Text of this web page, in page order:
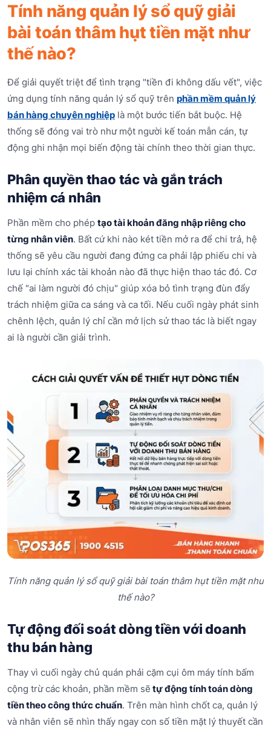
Tính năng quản lý sổ quỹ giải
bài toán thâm hụt tiền mặt như
thế nào?
Để giải quyết triệt để tình trạng "tiền đi không dấu vết", việc
ứng dụng tính năng quản lý sổ quỹ trên phần mềm quản lý
bán hàng chuyên nghiệp là một bước tiến bắt buộc. Hệ
thống sẽ đóng vai trò như một người kế toán mẫn cán, tự
động ghi nhận mọi biến động tài chính theo thời gian thực.
Phân quyền thao tác và gắn trách
nhiệm cá nhân
Phần mềm cho phép tạo tài khoản đăng nhập riêng cho
từng nhân viên. Bất cứ khi nào két tiền mở ra để chi trả, hệ
thống sẽ yêu cầu người đang đứng ca phải lập phiếu chi và
lưu lại chính xác tài khoản nào đã thực hiện thao tác đó. Cơ
chế "ai làm người đó chịu" giúp xóa bỏ tình trạng đùn đẩy
trách nhiệm giữa ca sáng và ca tối. Nếu cuối ngày phát sinh
chênh lệch, quản lý chỉ cần mở lịch sử thao tác là biết ngay
ai là người cần giải trình.
Tính năng quản lý sổ quỹ giải bài toán thâm hụt tiền mặt như
thế nào?
Tự động đối soát dòng tiền với doanh
thu bán hàng
Thay vì cuối ngày chủ quán phải cặm cụi ôm máy tính bấm
cộng trừ các khoản, phần mềm sẽ tự động tính toán dòng
tiền theo công thức chuẩn. Trên màn hình chốt ca, quản lý
và nhân viên sẽ nhìn thấy ngay con số tiền mặt lý thuyết cần